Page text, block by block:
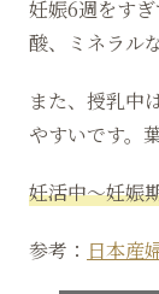
妊娠6週をす
酸、ミネラル
また、授乳中
やすいです。
妊活中〜妊娠
参考： 日本産